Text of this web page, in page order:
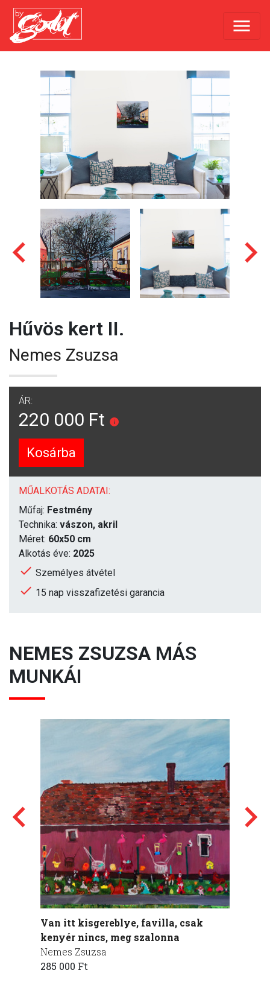
Hűvös kert II.
Nemes Zsuzsa
ÁR:
220 000 Ft
Kosárba
MŰALKOTÁS ADATAI:
Műfaj: Festmény
Technika: vászon, akril
Méret: 60x50 cm
Alkotás éve: 2025
Személyes átvétel
15 nap visszafizetési garancia
NEMES ZSUZSA MÁS
MUNKÁI
Van itt kisgereblye, favilla, csak
kenyér nincs, meg szalonna
Nemes Zsuzsa
285 000 Ft